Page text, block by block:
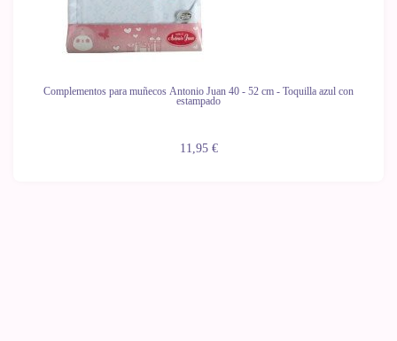
Complementos para muñecos Antonio Juan 40 - 52 cm - Toquilla azul con
estampado
11,95 €